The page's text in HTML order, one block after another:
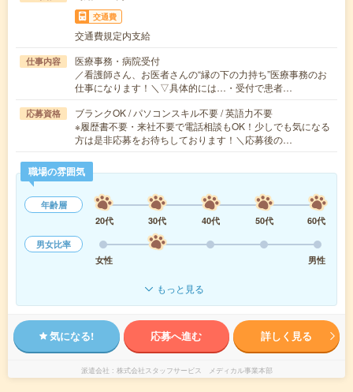
交通費
交通費規定内支給
仕事内容
医療事務・病院受付
／看護師さん、お医者さんの“縁の下の力持ち”医療事務のお
仕事になります！＼▽具体的には…・受付で患者…
応募資格
ブランクOK / パソコンスキル不要 / 英語力不要
※履歴書不要・来社不要で電話相談もOK！少しでも気になる
方は是非応募をお待ちしております！＼応募後の…
職場の雰囲気
年齢層
20代
30代 40代 50代
60代
男女比率
女性
男性
もっと見る
気になる! 応募へ進む 詳しく見る
派遣会社 株式会社スタッフサービス メディカル事業本部